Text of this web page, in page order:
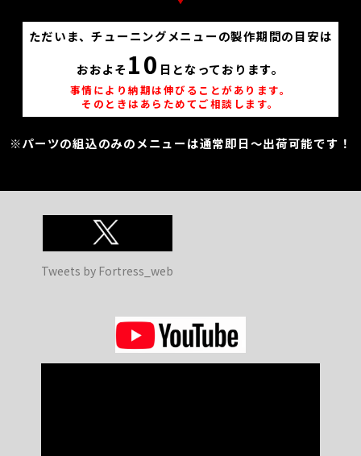
ただいま、チューニングメニューの製作期間の目安は
おおよそ 10 日となっております。
事情により納期は伸びることがあります。
そのときはあらためてご相談します。
※パーツの組込のみのメニューは通常即日～出荷可能です！
Tweets by Fortress_web